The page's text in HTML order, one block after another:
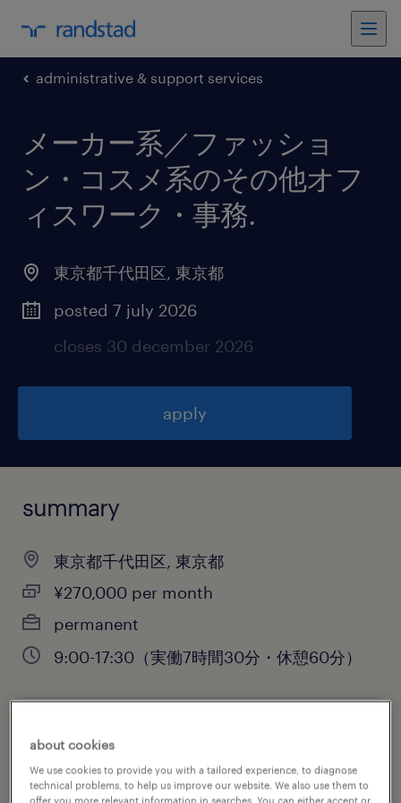
administrative & support services
メーカー系／ファッショ
ン・コスメ系のその他オフ
ィスワーク・事務.
東京都千代田区, 東京都
posted 7 july 2026
closes 30 december 2026
apply
summary
東京都千代田区, 東京都
¥270,000 per month
permanent
9:00-17:30（実働7時間30分・休憩60分）
job category
administrative & support services
about cookies
We use cookies to provide you with a tailored experience, to diagnose
technical problems, to help us improve our website. We also use them to
offer you more relevant information in searches. You can either accept or